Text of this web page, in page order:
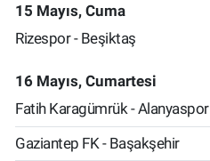
15 Mayıs, Cuma
Rizespor - Beşiktaş
16 Mayıs, Cumartesi
Fatih Karagümrük - Alanyaspor
Gaziantep FK - Başakşehir